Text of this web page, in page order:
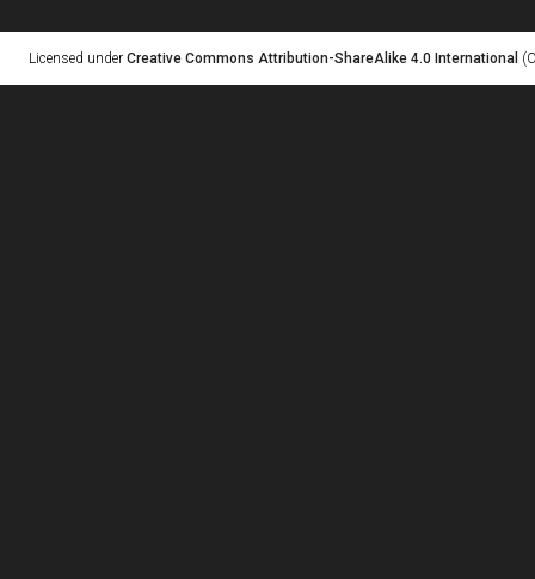
Licensed under Creative Commons Attribution-ShareAlike 4.0 International